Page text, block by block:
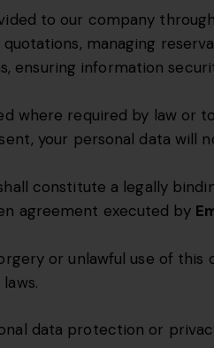
to our company
managing
ensuring information
where required by law or
your personal data will
constitute a legally
agreement executed by
or unlawful use of
data protection or